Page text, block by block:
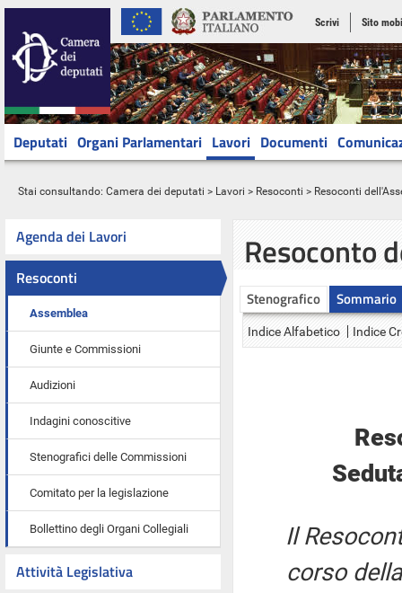
Scrivi Sito
Deputati Organi Parlamentari Lavori Documenti
Stai consultando: Camera dei deputati > Lavori > Resoconti > Resoconti
Agenda dei Lavori
Resoconti
Assemblea
Giunte e Commissioni
Audizioni
Indagini conoscitive
Stenografici delle Commissioni
Comitato per la legislazione
Bollettino degli Organi Collegiali
Attività Legislativa
Resoconto
Stenografico Sommario
Indice Alfabetico Indice
Il
corso